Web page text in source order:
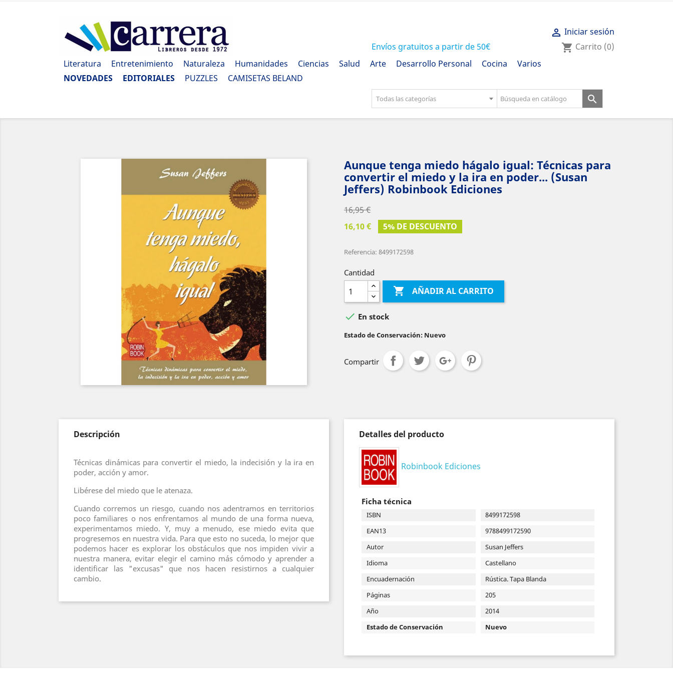
Envíos gratuitos a partir de 50€
Literatura
Entretenimiento Naturaleza Humanidades Ciencias Salud Arte Desarrollo Personal Cocina
Varios
NOVEDADES
EDITORIALES PUZZLES CAMISETAS BELAND
 Iniciar sesión
shopping_cart Carrito (0)
Todas las categorías 
Aunque tenga miedo hágalo igual: Técnicas para
convertir el miedo y la ira en poder... (Susan
Jeffers) Robinbook Ediciones
16,95 €
16,10 €
5% DE DESCUENTO
Referencia: 8499172598
Cantidad
 AÑADIR AL CARRITO
 En stock
Estado de Conservación: Nuevo
Compartir
Descripción
Técnicas dinámicas para convertir el miedo, la indecisión y la ira en
poder, acción y amor.
Libérese del miedo que le atenaza.
Cuando corremos un riesgo, cuando nos adentramos en territorios
poco familiares o nos enfrentamos al mundo de una forma nueva,
experimentamos miedo. Y, muy a menudo, ese miedo evita que
progresemos en nuestra vida. Para que esto no suceda, lo mejor que
podemos hacer es explorar los obstáculos que nos impiden vivir a
nuestra manera, evitar elegir el camino más cómodo y aprender a
identificar las "excusas" que nos hacen resistirnos a cualquier
cambio.
Detalles del producto
Robinbook Ediciones
Ficha técnica
ISBN
8499172598
EAN13
9788499172590
Autor
Susan Jeffers
Idioma
Castellano
Encuadernación
Rústica. Tapa Blanda
Páginas
205
Año
2014
Estado de Conservación
Nuevo